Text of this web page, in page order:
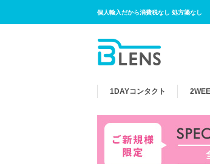
個人輸入だから消費税なし 処方箋なし
1DAYコンタクト